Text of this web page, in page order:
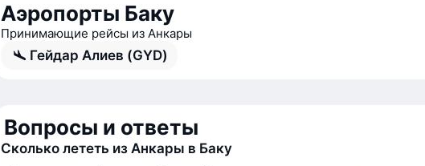
Аэропорты Баку
Принимающие рейсы из Анкары
Гейдар Алиев (GYD)
Вопросы и ответы
Сколько лететь из Анкары в Баку